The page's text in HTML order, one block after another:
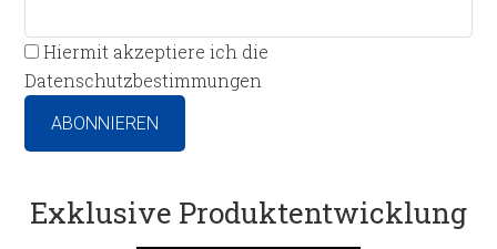
Hiermit akzeptiere ich die
Datenschutzbestimmungen
Exklusive Produktentwicklung